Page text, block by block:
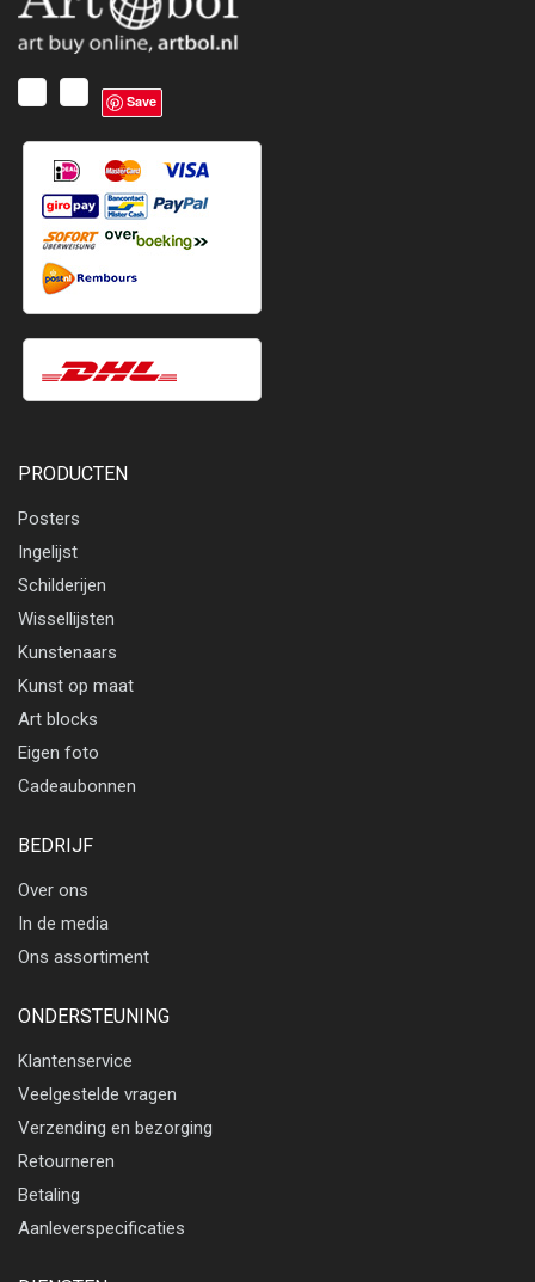
Save
PRODUCTEN
Posters
Ingelijst
Schilderijen
Wissellijsten
Kunstenaars
Kunst op maat
Art blocks
Eigen foto
Cadeaubonnen
BEDRIJF
Over ons
In de media
Ons assortiment
ONDERSTEUNING
Klantenservice
Veelgestelde vragen
Verzending en bezorging
Retourneren
Betaling
Aanleverspecificaties